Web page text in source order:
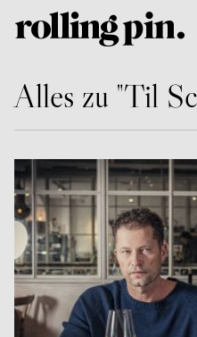
Alles zu "Til